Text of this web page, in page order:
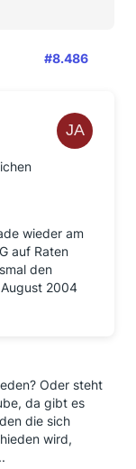
#8.486
wieder am
auf Raten
den
2004
Oder steht
da gibt es
die sich
wird,